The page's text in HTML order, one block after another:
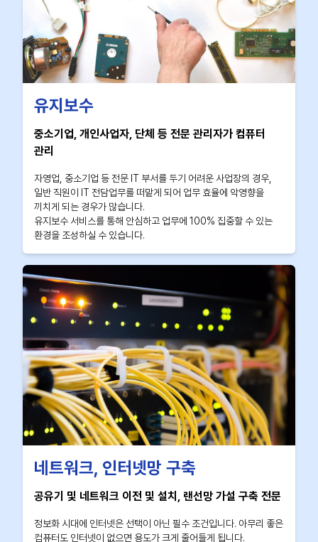
유지보수
중소기업, 개인사업자, 단체 등 전문 관리자가 컴퓨터
관리
자영업, 중소기업 등 전문 IT 부서를 두기 어려운 사업장의 경우,
일반 직원이 IT 전담업무를 떠맡게 되어 업무 효율에 악영향을
끼치게 되는 경우가 많습니다.
유지보수 서비스를 통해 안심하고 업무에 100% 집중할 수 있는
환경을 조성하실 수 있습니다.
네트워크, 인터넷망 구축
공유기 및 네트워크 이전 및 설치, 랜선망 가설 구축 전문
정보화 시대에 인터넷은 선택이 아닌 필수 조건입니다. 아무리 좋은
컴퓨터도 인터넷이 없으면 용도가 크게 줄어들게 됩니다.